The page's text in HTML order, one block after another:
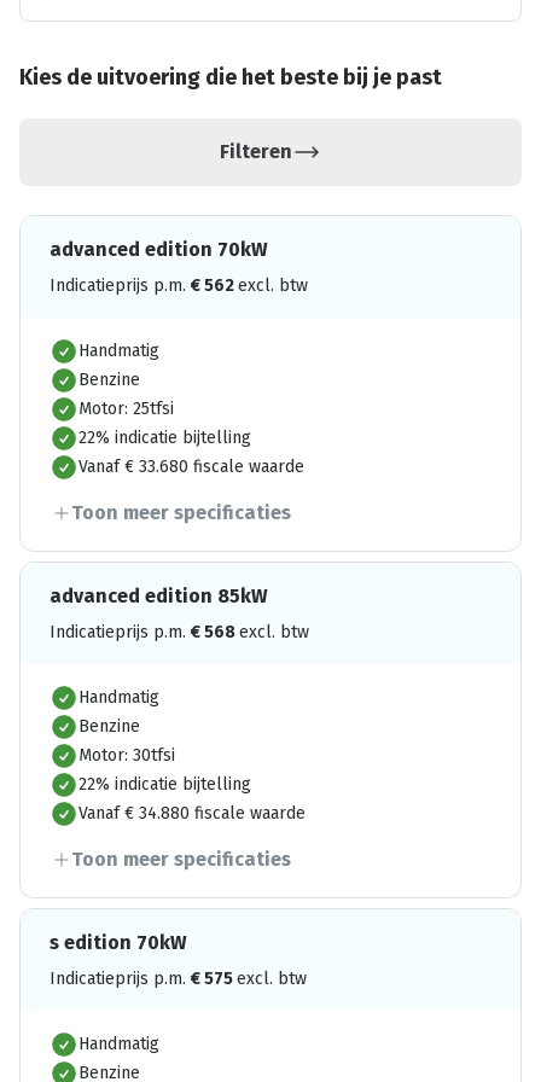
Kies de uitvoering die het beste bij je past
Filteren
advanced edition 70kW
Indicatieprijs p.m. €562excl. btw
Handmatig
Benzine
Motor: 25tfsi
22% indicatie bijtelling
Vanaf € 33.680 fiscale waarde
Toon meer specificaties
advanced edition 85kW
Indicatieprijs p.m. €568excl. btw
Handmatig
Benzine
Motor: 30tfsi
22% indicatie bijtelling
Vanaf € 34.880 fiscale waarde
Toon meer specificaties
s edition 70kW
Indicatieprijs p.m. €575excl. btw
Handmatig
Benzine